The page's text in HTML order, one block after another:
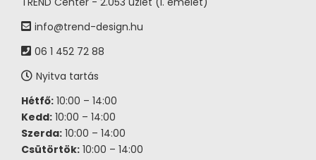
info@trend-design.hu
06 1 452 72 88
Nyitva tartás
Hétfő: 10:00 – 14:00
Kedd: 10:00 – 14:00
Szerda: 10:00 – 14:00
Csütörtök: 10:00 – 14:00